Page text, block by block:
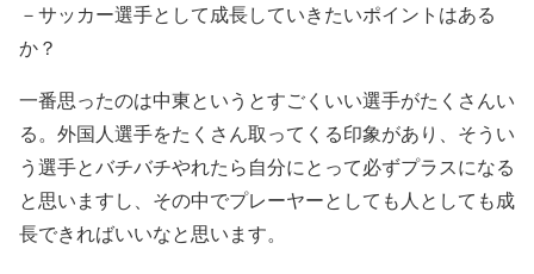
－サッカー選手として成長していきたいポイントはある
か？
一番思ったのは中東というとすごくいい選手がたくさんい
る。外国人選手をたくさん取ってくる印象があり、そうい
う選手とバチバチやれたら自分にとって必ずプラスになる
と思いますし、その中でプレーヤーとしても人としても成
長できればいいなと思います。